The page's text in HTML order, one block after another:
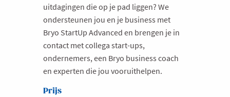
uitdagingen die op je pad liggen? We
ondersteunen jou en je business met
Bryo StartUp Advanced en brengen je in
contact met collega start-ups,
ondernemers, een Bryo business coach
en experten die jou vooruithelpen.
Prijs